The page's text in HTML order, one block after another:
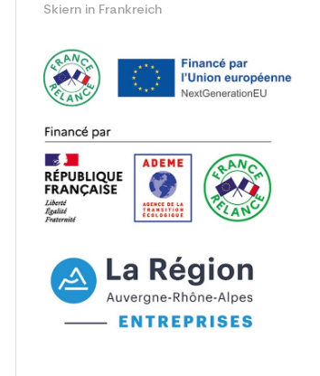
Skiern in Frankreich